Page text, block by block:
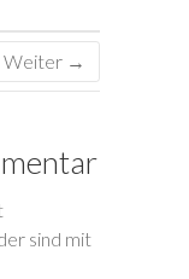
Weiter →
sind mit